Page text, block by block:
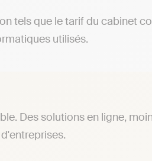
tels que le tarif du cabinet
utilisés.
Des solutions en ligne,